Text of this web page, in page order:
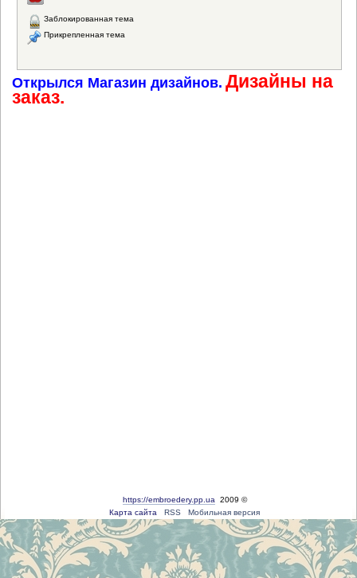
Заблокированная тема
Прикрепленная тема
Открылся Магазин дизайнов. Дизайны на
заказ.
https://embroedery.pp.ua 2009 ©
Карта сайта
RSS Мобильная версия